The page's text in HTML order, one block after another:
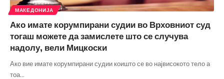
МАКЕДОНИЈА
Ако имате корумпирани судии во Врховниот суд
тогаш можете да замислете што се случува
надолу, вели Мицкоски
Ако вие имате корумпирани судии коишто се во највисокото тело а
тоа…